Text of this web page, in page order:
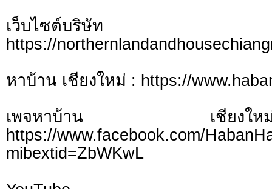
เว็บไซต์บ
https://
หาบ้าน เชียงใหม่ : https://
เพจหาบ้าน เชี
https://www.facebook.com/
mibextid=ZbWKwL